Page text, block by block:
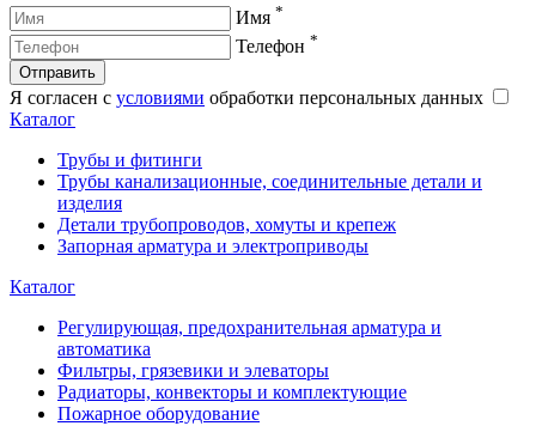
Имя *
Телефон *
Отправить
Я согласен с условиями обработки персональных данных
Каталог
Трубы и фитинги
Трубы канализационные, соединительные детали и
изделия
Детали трубопроводов, хомуты и крепеж
Запорная арматура и электроприводы
Каталог
Регулирующая, предохранительная арматура и
автоматика
Фильтры, грязевики и элеваторы
Радиаторы, конвекторы и комплектующие
Пожарное оборудование